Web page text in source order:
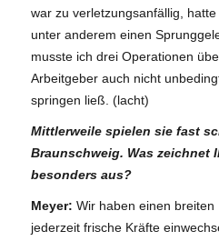
war zu verletzungsanfällig,
unter anderem einen
musste ich drei Operationen
Arbeitgeber auch nicht
springen ließ. (lacht)
Mittlerweile spielen sie fast
Braunschweig. Was zeichnet
besonders aus?
Meyer: Wir haben einen
jederzeit frische Kräfte